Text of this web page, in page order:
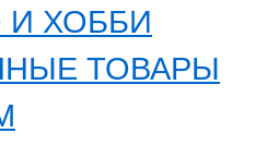
И ХОББИ
ТОВАРЫ